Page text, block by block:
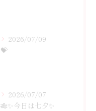
2026/07/09
💝
2026/07/07
🎋✨今日は七夕✨